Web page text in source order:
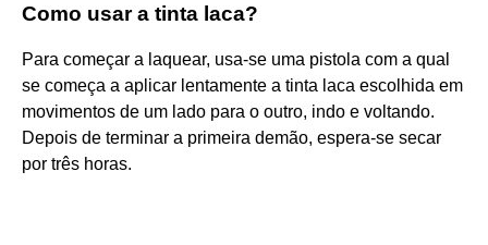
Como usar a tinta laca?
Para começar a laquear, usa-se uma pistola com a qual
se começa a aplicar lentamente a tinta laca escolhida em
movimentos de um lado para o outro, indo e voltando.
Depois de terminar a primeira demão, espera-se secar
por três horas.